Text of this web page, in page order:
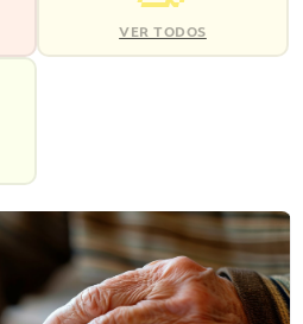
VER TODOS